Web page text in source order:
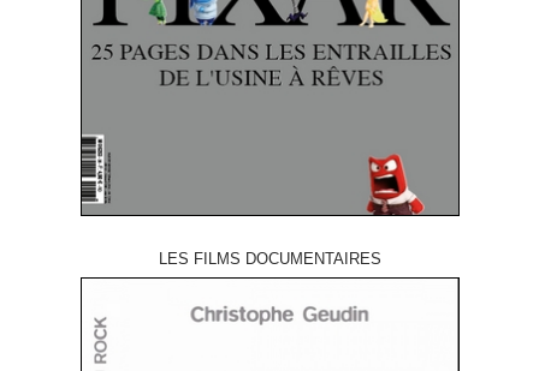
LES FILMS DOCUMENTAIRES